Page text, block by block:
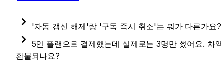
'자동 갱신 해제'랑 '구독 즉시 취소'는 뭐가 다른가요?
자동 갱신 해제는 다음 결제부터만 청구가 멈춰요. 지금
결제한 기간은 끝까지 사용 가능합니다. 손해 없이
5인 플랜으로 결제했는데 실제로는 3명만 썼어요. 차
환불되나요?